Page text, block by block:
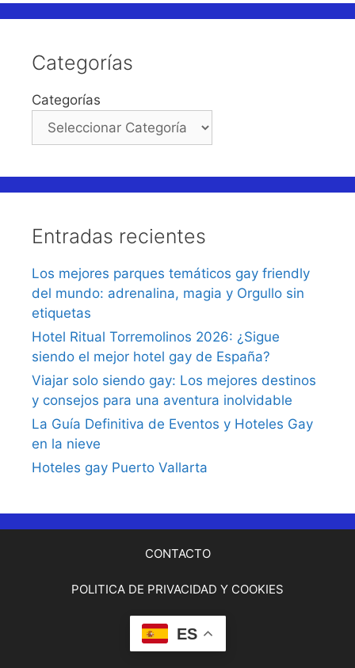
Categorías
Categorías
Entradas recientes
Los mejores parques temáticos gay friendly
del mundo: adrenalina, magia y Orgullo sin
etiquetas
Hotel Ritual Torremolinos 2026: ¿Sigue
siendo el mejor hotel gay de España?
Viajar solo siendo gay: Los mejores destinos
y consejos para una aventura inolvidable
La Guía Definitiva de Eventos y Hoteles Gay
en la nieve
Hoteles gay Puerto Vallarta
CONTACTO
POLITICA DE PRIVACIDAD Y COOKIES
ES